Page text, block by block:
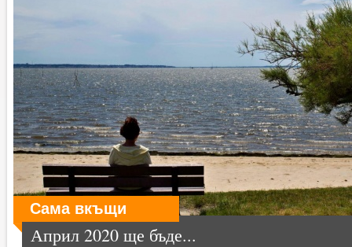
Сама вкъщи
Април 2020 ще бъде...